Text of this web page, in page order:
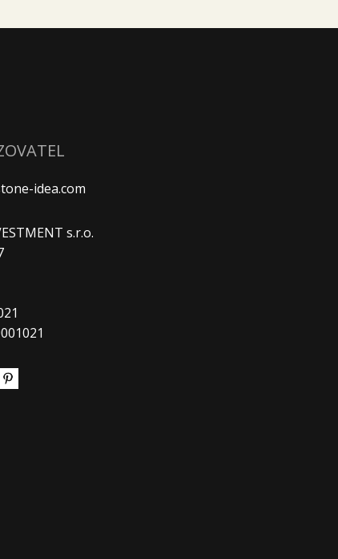
idea.com
s.r.o.